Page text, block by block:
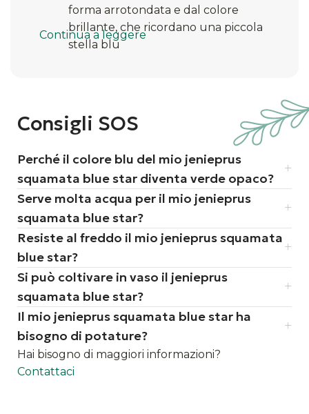
forma arrotondata e dal colore
brillante, che ricordano una piccola
stella blu
diametro
è molto apprezzato nei giardini zen e
nelle composizioni moderne grazie al
contrasto tra il blu-argento del
fogliame e le pietre chiare
Continua a leggere
Consigli SOS
Perché il colore blu del mio jenieprus
squamata blue star diventa verde opaco?
Serve molta acqua per il mio jenieprus
squamata blue star?
Resiste al freddo il mio jenieprus squamata
blue star?
Si può coltivare in vaso il jenieprus
squamata blue star?
Il mio jenieprus squamata blue star ha
bisogno di potature?
Hai bisogno di maggiori informazioni?
Contattaci